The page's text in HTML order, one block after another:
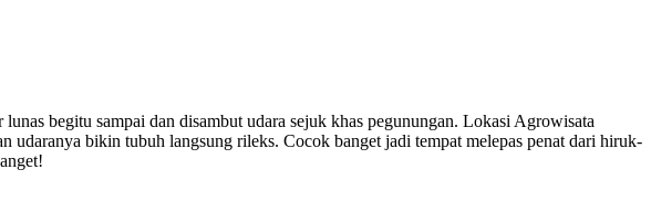
begitu sampai dan disambut udara sejuk khas pegunungan. Lokasi Agrowisata
bikin tubuh langsung rileks. Cocok banget jadi tempat melepas penat dari hiruk-